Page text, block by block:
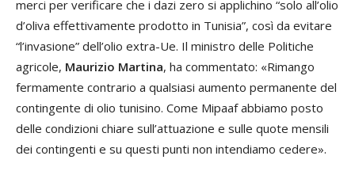
merci per verificare che i dazi zero si applichino “solo all’olio
d’oliva effettivamente prodotto in Tunisia”, così da evitare
“l’invasione” dell’olio extra-Ue. Il ministro delle Politiche
agricole, Maurizio Martina, ha commentato: «Rimango
fermamente contrario a qualsiasi aumento permanente del
contingente di olio tunisino. Come Mipaaf abbiamo posto
delle condizioni chiare sull’attuazione e sulle quote mensili
dei contingenti e su questi punti non intendiamo cedere».